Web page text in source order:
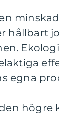
hållbart
egna
högre